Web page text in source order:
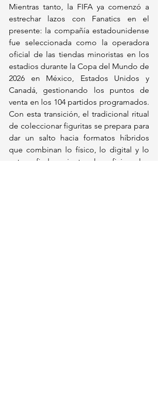
Mientras tanto, la FIFA ya comenzó a
estrechar lazos con Fanatics en el
presente: la compañía estadounidense
fue seleccionada como la operadora
oficial de las tiendas minoristas en los
estadios durante la Copa del Mundo de
2026 en México, Estados Unidos y
Canadá, gestionando los puntos de
venta en los 104 partidos programados.
Con esta transición, el tradicional ritual
de coleccionar figuritas se prepara para
dar un salto hacia formatos híbridos
que combinan lo físico, lo digital y lo
autografiado, mientras los aficionados